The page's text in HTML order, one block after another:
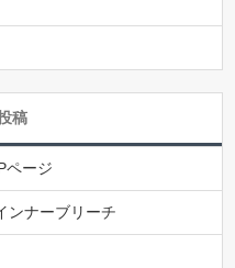
稿
ページ
ンナーブリーチ